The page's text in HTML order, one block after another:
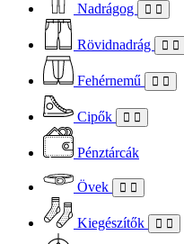
Nadrágog
Rövidnadrág
Fehérnemű
Cipők
Pénztárcák
Övek
Kiegészítők